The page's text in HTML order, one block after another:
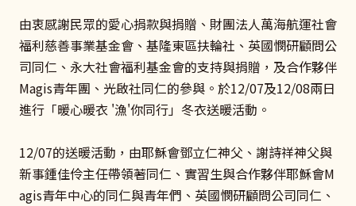
由衷感謝民眾的愛心捐款與捐贈、財團法人萬海航運社會
福利慈善事業基金會、基隆東區扶輪社、英國憫研顧問公
司同仁、永大社會福利基金會的支持與捐贈，及合作夥伴
Magis青年團、光啟社同仁的參與。於12/07及12/08兩日
進行「暖心暖衣 '漁'你同行」冬衣送暖活動。
12/07的送暖活動，由耶穌會鄧立仁神父、謝詩祥神父與
新事鍾佳伶主任帶領著同仁、實習生與合作夥伴耶穌會M
agis青年中心的同仁與青年們、英國憫研顧問公司同仁、